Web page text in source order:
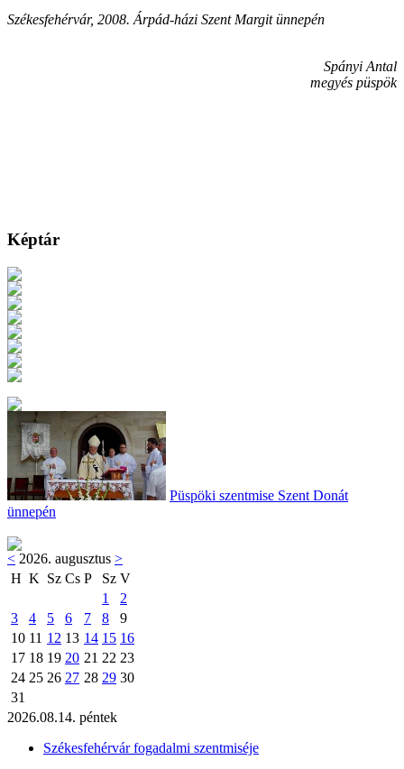
Székesfehérvár, 2008. Árpád-házi Szent Margit ünnepén
Spányi Antal
megyés püspök
Képtár
Püspöki szentmise Szent Donát
ünnepén
< 2026. augusztus >
H K Sz Cs P Sz V
1
2
3
4 5 6 7 8
9
10 11 12 13 14 15 16
17 18 19 20 21 22 23
24 25 26 27 28 29 30
31
2026.08.14. péntek
Székesfehérvár fogadalmi szentmiséje